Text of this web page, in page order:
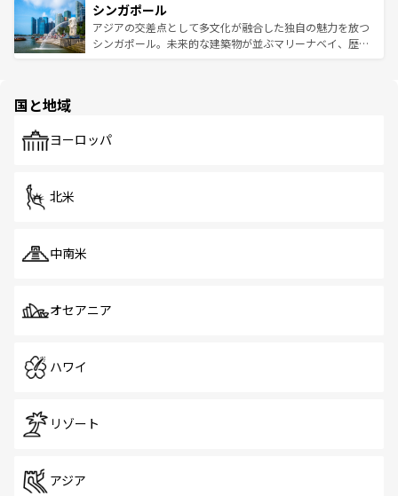
参照してほしい。
激する。気候は一年中温暖で、どの季節にも異なる楽しみ
が待っている。親しみやすいタイの人々、仏教を中心とし
た文化、そして多様な観光資源が、訪れる旅人を魅了し続
み、どこを訪れても感動するはず。観光スポットが密集し
ており、効率よく見どころを回れるのも魅力。息をのむよ
うな絶景から文化的な体験まで、香港を存分に楽しみ尽く
シンガポール
アジアの交差点として多文化が融合した独自の魅力を放つ
シンガポール。未来的な建築物が並ぶマリーナベイ、歴史
で、ホーカーズは地元の風情を楽しめる外せないスポット
国と地域
ヨーロッパ
北米
中南米
オセアニア
ハワイ
リゾート
アジア